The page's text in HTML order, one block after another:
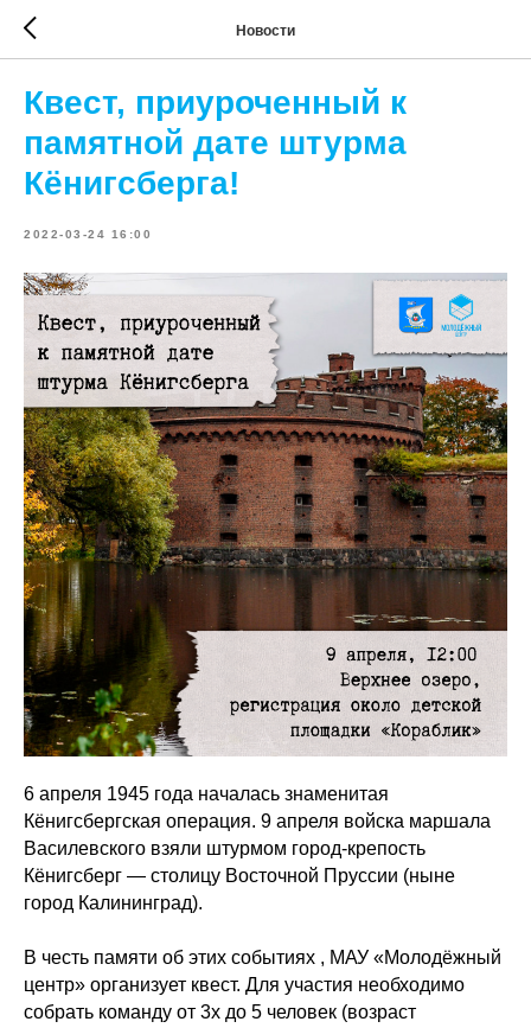
Новости
Квест, приуроченный к
памятной дате штурма
Кёнигсберга!
2022-03-24 16:00
6 апреля 1945 года началась знаменитая
Кёнигсбергская операция. 9 апреля войска маршала
Василевского взяли штурмом город-крепость
Кёнигсберг — столицу Восточной Пруссии (ныне
город Калининград).
В честь памяти об этих событиях , МАУ «Молодёжный
центр» организует квест. Для участия необходимо
собрать команду от 3х до 5 человек (возраст